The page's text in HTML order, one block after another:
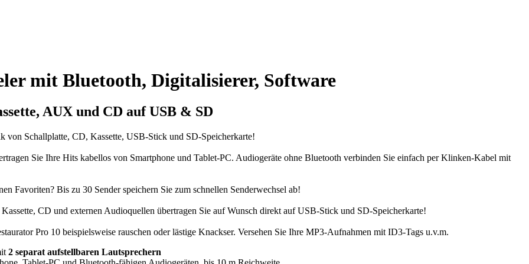
mit Bluetooth, Digitalisierer, Software
AUX und CD auf USB & SD
Schallplatte, CD, Kassette, USB-Stick und SD-Speicherkarte!
Sie Ihre Hits kabellos von Smartphone und Tablet-PC. Audiogeräte ohne Bluetooth verbinden Sie einfach per Klinken-Kabel mit
Favoriten? Bis zu 30 Sender speichern Sie zum schnellen Senderwechsel ab!
CD und externen Audioquellen übertragen Sie auf Wunsch direkt auf USB-Stick und SD-Speicherkarte!
Pro 10 beispielsweise rauschen oder lästige Knackser. Versehen Sie Ihre MP3-Aufnahmen mit ID3-Tags u.v.m.
2 separat aufstellbaren Lautsprechern